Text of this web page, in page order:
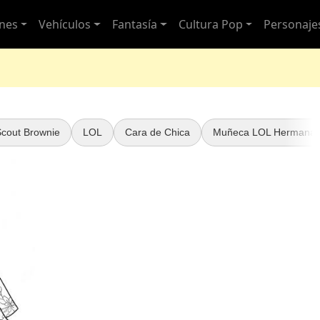
Vehículos Fantasía Cultura Pop
Brownie LOL Cara de Chica Muñeca LOL Hermanas